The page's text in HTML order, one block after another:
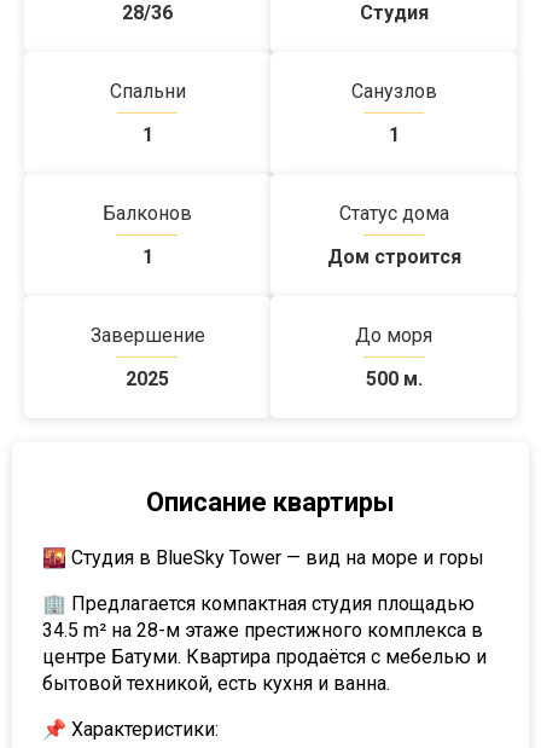
28/36
Студия
Спальни
1
Санузлов
1
Балконов
1
Статус дома
Дом строится
Завершение
2025
До моря
500 м.
Описание квартиры
🌇 Студия в BlueSky Tower — вид на море и горы
🏢 Предлагается компактная студия площадью
34.5 m² на 28-м этаже престижного комплекса в
центре Батуми. Квартира продаётся с мебелью и
бытовой техникой, есть кухня и ванна.
📌 Характеристики: